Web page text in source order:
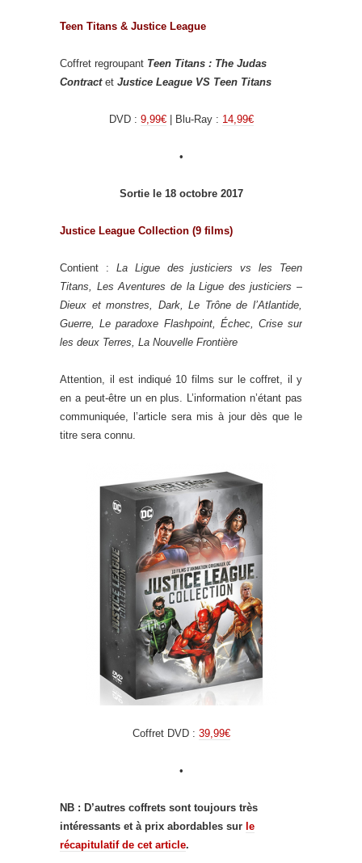
Teen Titans & Justice League
Coffret regroupant Teen Titans : The Judas
Contractet Justice League VS Teen Titans
DVD : 9,99€| Blu-Ray : 14,99€
•
Sortie le 18 octobre 2017
Justice League Collection (9 films)
Contient : La Ligue des justiciers vs les Teen
Titans, Les Aventures de la Ligue des justiciers –
Dieux et monstres, Dark, Le Trône de l’Atlantide,
Guerre, Le paradoxe Flashpoint, Échec, Crise sur
les deux Terres, La Nouvelle Frontière
Attention, il est indiqué 10 films sur le coffret, il y
en a peut-être un en plus. L’information n’étant pas
communiquée, l’article sera mis à jour dès que le
titre sera connu.
Coffret DVD : 39,99€
•
NB : D’autres coffrets sont toujours très
intéressants et à prix abordables sur le
récapitulatif de cet article.